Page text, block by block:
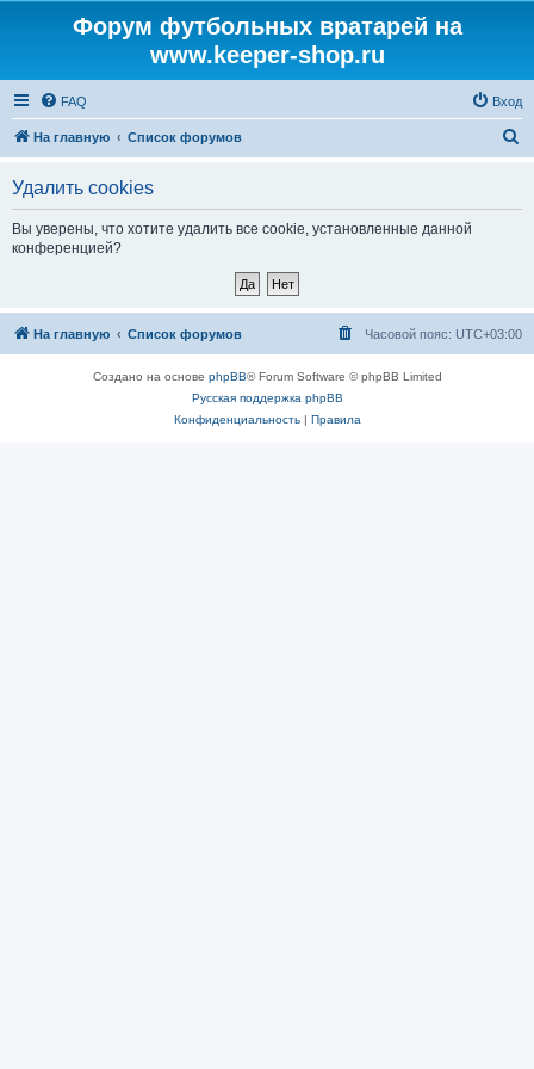
Форум футбольных вратарей на
www.keeper-shop.ru
FAQ Вход
На главную Список форумов
Удалить cookies
Вы уверены, что хотите удалить все cookie, установленные данной
конференцией?
На главную Список форумов Часовой пояс: UTC+03:00
Создано на основе phpBB® Forum Software © phpBB Limited
Русская поддержка phpBB
Конфиденциальность| Правила